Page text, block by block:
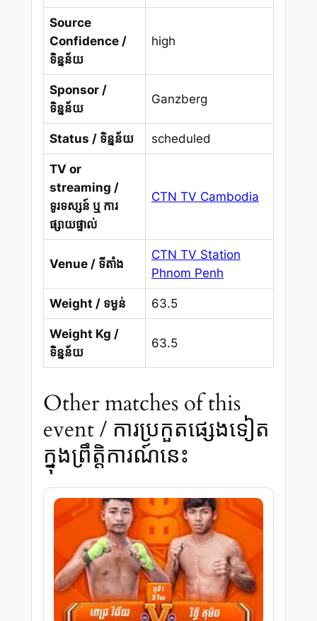
Source
Confidence /
ទិន្នន័យ
high
Sponsor /
ទិន្នន័យ
Ganzberg
Status / ទិន្នន័យ scheduled
TV or
streaming /
ទូរទស្សន៍ ឬ ការ
ផ្សាយផ្ទាល់
CTN TV Cambodia
Venue / ទីតាំង
CTN TV Station
Phnom Penh
Weight / ទម្ងន់ 63.5
Weight Kg /
ទិន្នន័យ
63.5
Other matches of this
event / ការប្រកួតផ្សេងទៀត
ក្នុងព្រឹត្តិការណ៍នេះ